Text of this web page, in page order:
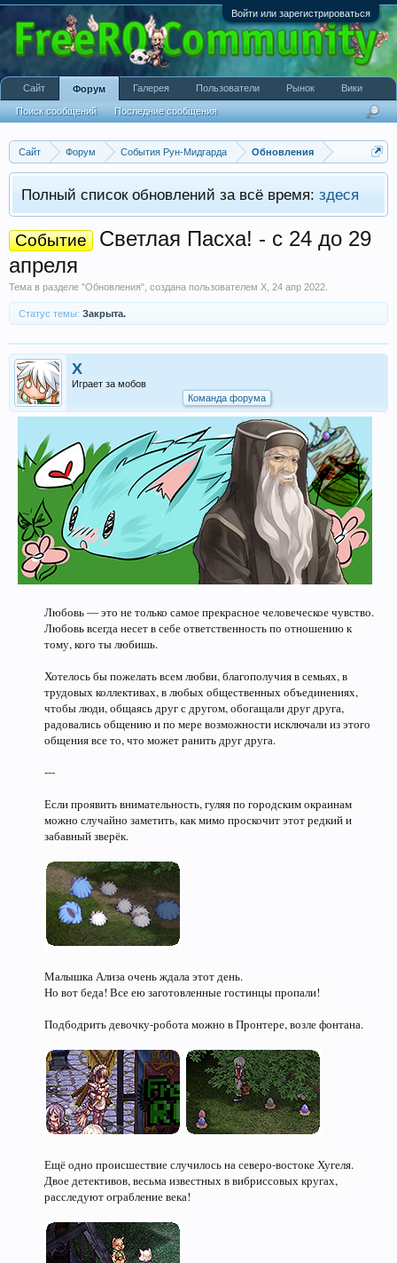
Войти или зарегистрироваться
Сайт Форум События Рун-Мидгарда Обновления
Полный список обновлений за всё время: здеся
Событие
Светлая Пасха! - с 24 до 29
апреля
Тема в разделе "Обновления", создана пользователем X 24 апр 2022
Статус темы: Закрыта.
X
Играет за мобов
Команда форума
Любовь — это не только самое прекрасное человеческое чувство.
Любовь всегда несет в себе ответственность по отношению к
тому, кого ты любишь.
Хотелось бы пожелать всем любви, благополучия в семьях, в
трудовых коллективах, в любых общественных объединениях,
чтобы люди, общаясь друг с другом, обогащали друг друга,
радовались общению и по мере возможности исключали из этого
общения все то, что может ранить друг друга.
---
Если проявить внимательность, гуляя по городским окраинам
можно случайно заметить, как мимо проскочит этот редкий и
забавный зверёк.
Малышка Ализа очень ждала этот день.
Но вот беда! Все ею заготовленные гостинцы пропали!
Подбодрить девочку-робота можно в Пронтере, возле фонтана.
Ещё одно происшествие случилось на северо-востоке Хугеля.
Двое детективов, весьма известных в вибриссовых кругах,
расследуют ограбление века!
Сайт Форум
Поиск сообщений Последние сообщения
Галерея Пользователи Рынок Вики